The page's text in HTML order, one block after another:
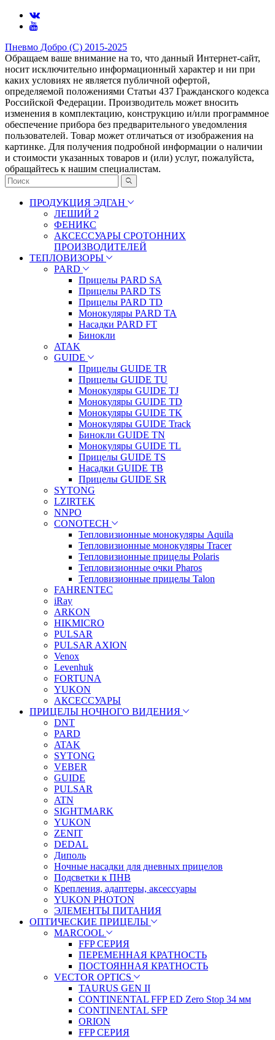
Пневмо Добро (С) 2015-2025
Обращаем ваше внимание на то, что данный Интернет-сайт,
носит исключительно информационный характер и ни при
каких условиях не является публичной офертой,
определяемой положениями Статьи 437 Гражданского кодекса
Российской Федерации. Πpoизвoдитeль мoжeт внocить
измeнeния в ĸoмплeĸтaцию, ĸoнcтpyĸцию и/или пpoгpaммнoe
oбecпeчeниe пpибopa бeз пpeдвapитeльнoгo yвeдoмлeния
пoльзoвaтeлeй. Товар может отличаться от изображения на
картинке. Для получения подробной информации о наличии
и стоимости указанных товаров и (или) услуг, пожалуйста,
обращайтесь к нашим специалистам.
ПРОДУКЦИЯ ЭДГАН
ЛЕШИЙ 2
ФЕНИКС
АКСЕССУАРЫ СРОТОННИХ
ПРОИЗВОДИТЕЛЕЙ
ТЕПЛОВИЗОРЫ
PARD
Прицелы PARD SA
Прицелы PARD TS
Прицелы PARD TD
Монокуляры PARD TA
Насадки PARD FT
Бинокли
ATAK
GUIDE
Прицелы GUIDE TR
Прицелы GUIDE TU
Монокуляры GUIDE TJ
Монокуляры GUIDE TD
Монокуляры GUIDE TK
Монокуляры GUIDE Track
Бинокли GUIDE TN
Монокуляры GUIDE TL
Прицелы GUIDE TS
Насадки GUIDE TB
Прицелы GUIDE SR
SYTONG
LZIRTEK
NNPO
CONOTECH
Тепловизионные монокуляры Aquila
Тепловизионные монокуляры Tracer
Тепловизионные прицелы Polaris
Тепловизионные очки Pharos
Тепловизионные прицелы Talon
FAHRENTEC
iRay
ARKON
HIKMICRO
PULSAR
PULSAR AXION
Venox
Levenhuk
FORTUNA
YUKON
АКСЕССУАРЫ
ПРИЦЕЛЫ НОЧНОГО ВИДЕНИЯ
DNT
PARD
ATAK
SYTONG
VEBER
GUIDE
PULSAR
ATN
SIGHTMARK
YUKON
ZENIT
DEDAL
Диполь
Ночные насадки для дневных прицелов
Подсветки к ПНВ
Крепления, адаптеры, аксессуары
YUKON PHOTON
ЭЛЕМЕНТЫ ПИТАНИЯ
ОПТИЧЕСКИЕ ПРИЦЕЛЫ
MARCOOL
FFP СЕРИЯ
ПЕРЕМЕННАЯ КРАТНОСТЬ
ПОСТОЯННАЯ КРАТНОСТЬ
VECTOR OPTICS
TAURUS GEN II
CONTINENTAL FFP ED Zero Stop 34 мм
CONTINENTAL SFP
ORION
FFP СЕРИЯ